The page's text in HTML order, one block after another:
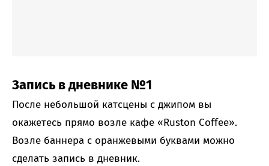
Запись в дневнике №1
После небольшой катсцены с джипом вы
окажетесь прямо возле кафе «Ruston Coffee».
Возле баннера с оранжевыми буквами можно
сделать запись в дневник.